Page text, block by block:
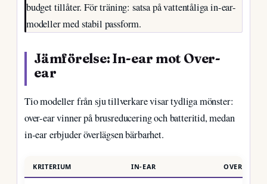
budget tillåter. För träning: satsa på vattentåliga in-ear-
modeller med stabil passform.
Jämförelse: In-ear mot Over-
ear
Tio modeller från sju tillverkare visar tydliga mönster:
over-ear vinner på brusreducering och batteritid, medan
in-ear erbjuder överlägsen bärbarhet.
KRITERIUM IN-EAR OVER-EAR